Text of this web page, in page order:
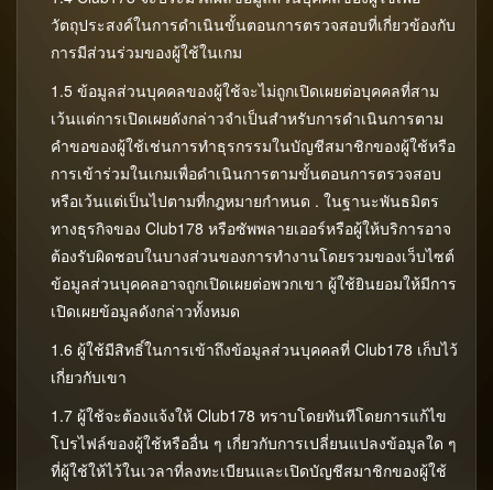
Bingo
Mines
Crash
RNG
Poker
วัตถุประสงค์ในการดำเนินขั้นตอนการตรวจสอบที่เกี่ยวข้องกับ
การมีส่วนร่วมของผู้ใช้ในเกม
1.5 ข้อมูลส่วนบุคคลของผู้ใช้จะไม่ถูกเปิดเผยต่อบุคคลที่สาม
เว้นแต่การเปิดเผยดังกล่าวจำเป็นสำหรับการดำเนินการตาม
คำขอของผู้ใช้เช่นการทำธุรกรรมในบัญชีสมาชิกของผู้ใช้หรือ
การเข้าร่วมในเกมเพื่อดำเนินการตามขั้นตอนการตรวจสอบ
หรือเว้นแต่เป็นไปตามที่กฎหมายกำหนด . ในฐานะพันธมิตร
ทางธุรกิจของ Club178 หรือซัพพลายเออร์หรือผู้ให้บริการอาจ
ต้องรับผิดชอบในบางส่วนของการทำงานโดยรวมของเว็บไซต์
ข้อมูลส่วนบุคคลอาจถูกเปิดเผยต่อพวกเขา ผู้ใช้ยินยอมให้มีการ
เปิดเผยข้อมูลดังกล่าวทั้งหมด
1.6 ผู้ใช้มีสิทธิ์ในการเข้าถึงข้อมูลส่วนบุคคลที่ Club178 เก็บไว้
เกี่ยวกับเขา
1.7 ผู้ใช้จะต้องแจ้งให้ Club178 ทราบโดยทันทีโดยการแก้ไข
โปรไฟล์ของผู้ใช้หรืออื่น ๆ เกี่ยวกับการเปลี่ยนแปลงข้อมูลใด ๆ
ที่ผู้ใช้ให้ไว้ในเวลาที่ลงทะเบียนและเปิดบัญชีสมาชิกของผู้ใช้